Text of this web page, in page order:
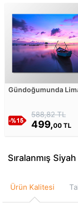
Gündoğumunda
588,82 TL
499,00 TL
Sıralanmış
Ürün Kalitesi